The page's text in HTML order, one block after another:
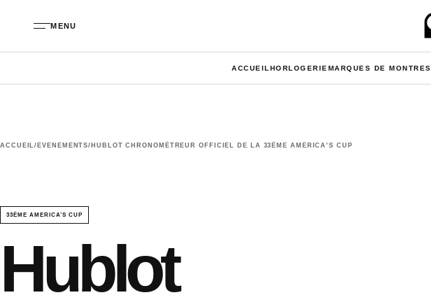
MENU
ACCUEIL HORLOGERIE MARQUES DE MONTRES
ACCUEIL/ EVENEMENTS/ HUBLOT CHRONOMÉTREUR OFFICIEL DE LA 33ÈME AMERICA’S CUP
33ÈME AMERICA’S CUP
Hublot